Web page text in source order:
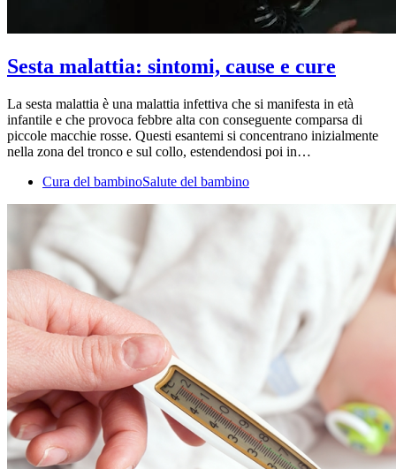
Sesta malattia: sintomi, cause e cure
La sesta malattia è una malattia infettiva che si manifesta in età
infantile e che provoca febbre alta con conseguente comparsa di
piccole macchie rosse. Questi esantemi si concentrano inizialmente
nella zona del tronco e sul collo, estendendosi poi in…
Cura del bambinoSalute del bambino